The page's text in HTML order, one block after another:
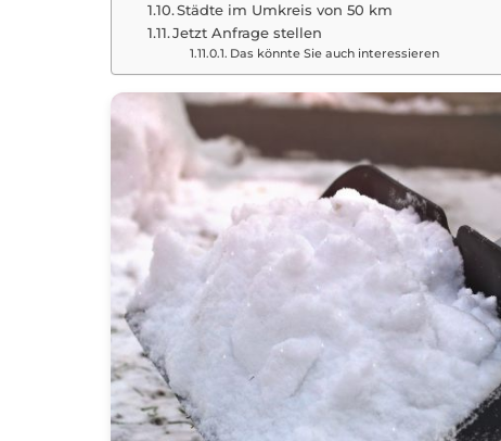
Städte im Umkreis von 50 km
Jetzt Anfrage stellen
Das könnte Sie auch interessieren